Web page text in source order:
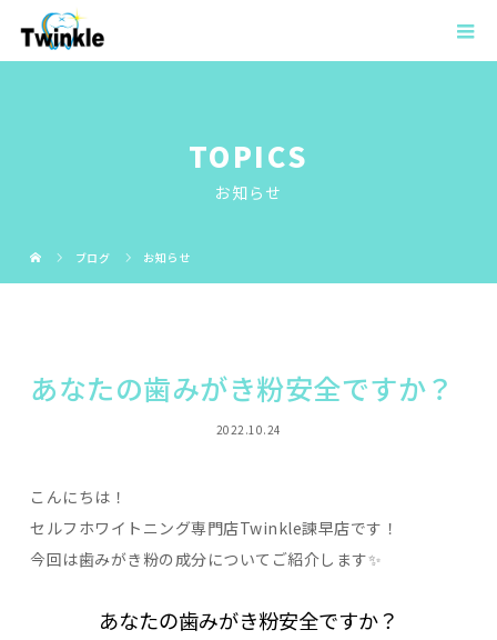
TOPICS
お知らせ
ブログ お知らせ
あなたの歯みがき粉安全ですか？
2022.10.24
こんにちは！
セルフホワイトニング専門店Twinkle諫早店です！
今回は歯みがき粉の成分についてご紹介します✨
あなたの歯みがき粉安全ですか？